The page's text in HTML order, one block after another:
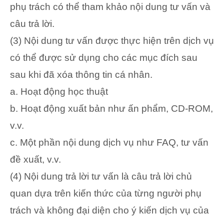
phụ trách có thể tham khảo nội dung tư vấn và
câu trả lời.
(3) Nội dung tư vấn được thực hiện trên dịch vụ
có thể được sử dụng cho các mục đích sau
sau khi đã xóa thông tin cá nhân.
a. Hoạt động học thuật
b. Hoạt động xuất bản như ấn phẩm, CD-ROM,
v.v.
c. Một phần nội dung dịch vụ như FAQ, tư vấn
đề xuất, v.v.
(4) Nội dung trả lời tư vấn là câu trả lời chủ
quan dựa trên kiến thức của từng người phụ
trách và không đại diện cho ý kiến dịch vụ của